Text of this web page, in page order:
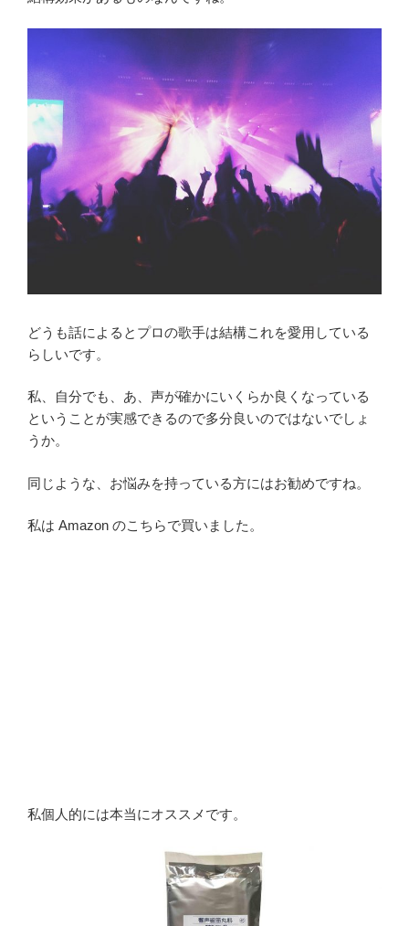
どうも話によるとプロの歌手は結構これを愛用している
らしいです。
私、自分でも、あ、声が確かにいくらか良くなっている
ということが実感できるので多分良いのではないでしょ
うか。
同じような、お悩みを持っている方にはお勧めですね。
私は Amazon のこちらで買いました。
私個人的には本当にオススメです。